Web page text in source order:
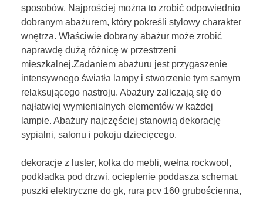
sposobów. Najprościej można to zrobić odpowiednio
dobranym abażurem, który pokreśli stylowy charakter
wnętrza. Właściwie dobrany abażur może zrobić
naprawdę dużą różnicę w przestrzeni
mieszkalnej.Zadaniem abażuru jest przygaszenie
intensywnego światła lampy i stworzenie tym samym
relaksującego nastroju. Abażury zaliczają się do
najłatwiej wymienialnych elementów w każdej
lampie. Abażury najczęściej stanowią dekorację
sypialni, salonu i pokoju dziecięcego.
dekoracje z luster, kolka do mebli, wełna rockwool,
podkładka pod drzwi, ocieplenie poddasza schemat,
puszki elektryczne do gk, rura pcv 160 grubościenna,